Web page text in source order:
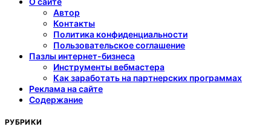
Автор
Контакты
Политика конфиденциальности
Пользовательское соглашение
Пазлы интернет-бизнеса
Инструменты вебмастера
Как заработать на партнерских программах
Реклама на сайте
Содержание
РУБРИКИ